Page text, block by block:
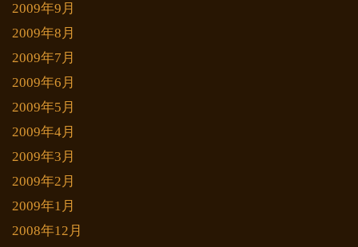
2009年9月
2009年8月
2009年7月
2009年6月
2009年5月
2009年4月
2009年3月
2009年2月
2009年1月
2008年12月